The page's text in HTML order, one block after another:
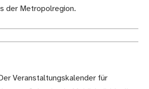
der Metropolregion.
Veranstaltungskalender für